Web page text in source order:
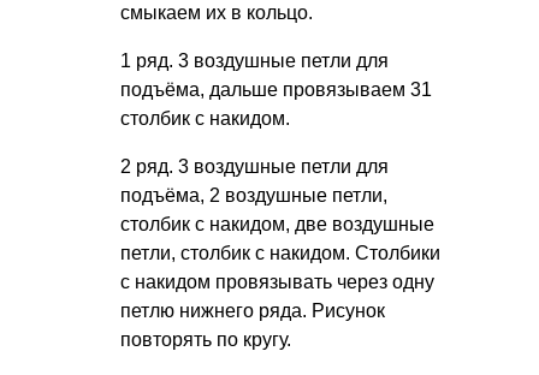
смыкаем их в кольцо.
1 ряд. 3 воздушные петли для
подъёма, дальше провязываем 31
столбик с накидом.
2 ряд. 3 воздушные петли для
подъёма, 2 воздушные петли,
столбик с накидом, две воздушные
петли, столбик с накидом. Столбики
с накидом провязывать через одну
петлю нижнего ряда. Рисунок
повторять по кругу.